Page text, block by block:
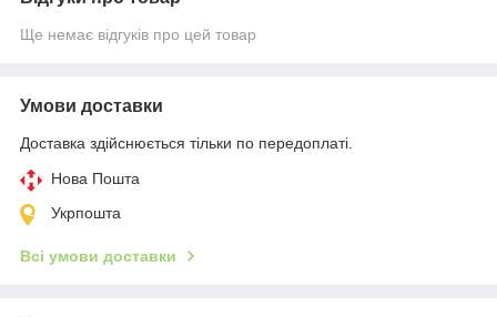
Ще немає відгуків про цей товар
Умови доставки
Доставка здійснюється тільки по передоплаті.
Нова Пошта
Укрпошта
Всі умови доставки